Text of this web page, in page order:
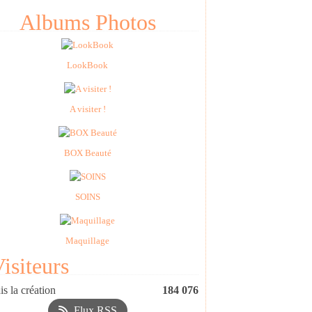
Albums Photos
LookBook
A visiter !
BOX Beauté
SOINS
Maquillage
la création
184 076